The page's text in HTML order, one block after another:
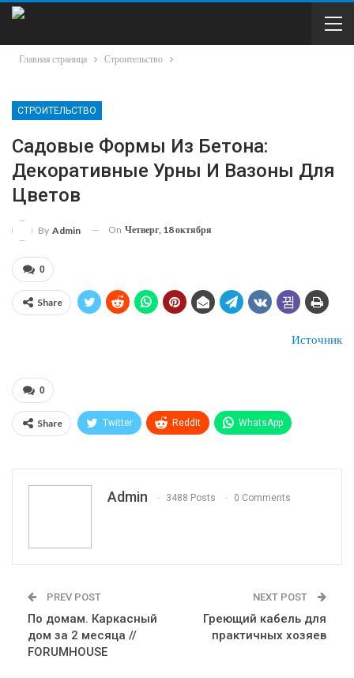
Главная страница Строительство
СТРОИТЕЛЬСТВО
Садовые Формы Из Бетона:
Декоративные Урны И Вазоны Для
Цветов
By Admin On Четверг, 18 октября
0
Share
Источник
0
Share Twitter ReddIt WhatsApp
Admin 3488 Posts 0 Comments
PREV POST
По домам. Каркасный
дом за 2 месяца //
FORUMHOUSE
NEXT POST
Греющий кабель для
практичных хозяев